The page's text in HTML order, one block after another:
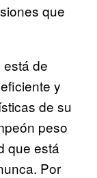
que
está de
y
de su
peso
que está
Por